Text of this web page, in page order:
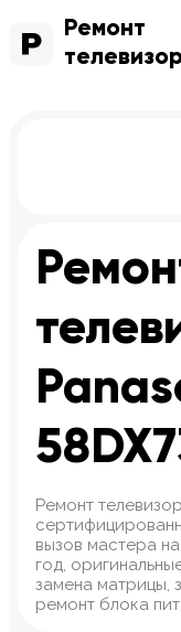
Ремонт
Ремонт
вызов мастера
год,
замена матрицы,
ремонт блока